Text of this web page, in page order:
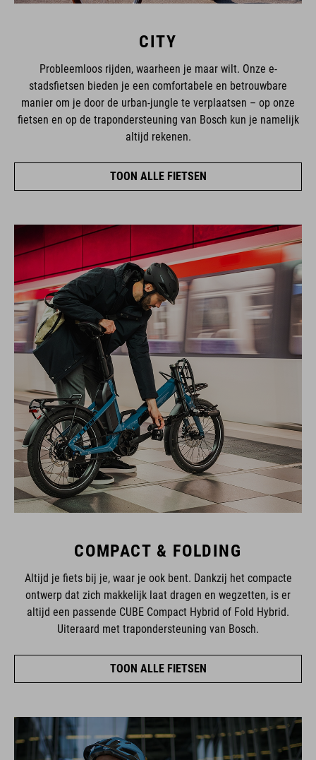
CITY
Probleemloos rijden, waarheen je maar wilt. Onze e-
stadsfietsen bieden je een comfortabele en betrouwbare
manier om je door de urban-jungle te verplaatsen – op onze
fietsen en op de trapondersteuning van Bosch kun je namelijk
altijd rekenen.
TOON ALLE FIETSEN
COMPACT & FOLDING
Altijd je fiets bij je, waar je ook bent. Dankzij het compacte
ontwerp dat zich makkelijk laat dragen en wegzetten, is er
altijd een passende CUBE Compact Hybrid of Fold Hybrid.
Uiteraard met trapondersteuning van Bosch.
TOON ALLE FIETSEN